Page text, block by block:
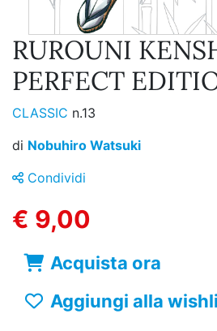
RUROUNI
PERFECT
CLASSIC n.13
di Nobuhiro Watsuki
Condividi
€ 9,00
Acquista ora
Aggiungi alla